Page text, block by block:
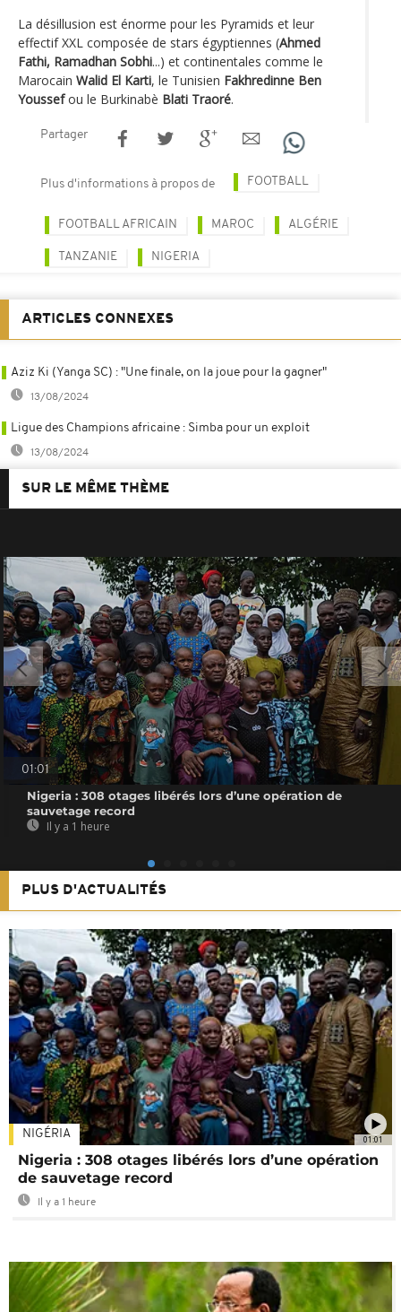
La désillusion est énorme pour les Pyramids et leur
effectif XXL composée de stars égyptiennes (Ahmed
Fathi, Ramadhan Sobhi...) et continentales comme le
Marocain Walid El Karti, le Tunisien Fakhredinne Ben
Youssefou le Burkinabè Blati Traoré.
Partager
Plus d'informations à propos de FOOTBALL
FOOTBALL AFRICAIN MAROC ALGÉRIE
TANZANIE NIGERIA
ARTICLES CONNEXES
Aziz Ki (Yanga SC) : "Une finale, on la joue pour la gagner"
13/08/2024
Ligue des Champions africaine : Simba pour un exploit
13/08/2024
SUR LE MÊME THÈME
01:01
Nigeria : 308 otages libérés lors d’une opération de
sauvetage record
Il y a 1 heure
PLUS D'ACTUALITÉS
01:01
NIGÉRIA
Nigeria : 308 otages libérés lors d’une opération
de sauvetage record
Il y a 1 heure